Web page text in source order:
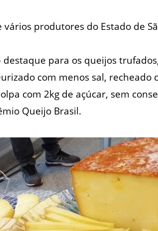
produtores do Estado de
para os queijos
com menos sal, recheado
com 2kg de açúcar, sem
Queijo Brasil.